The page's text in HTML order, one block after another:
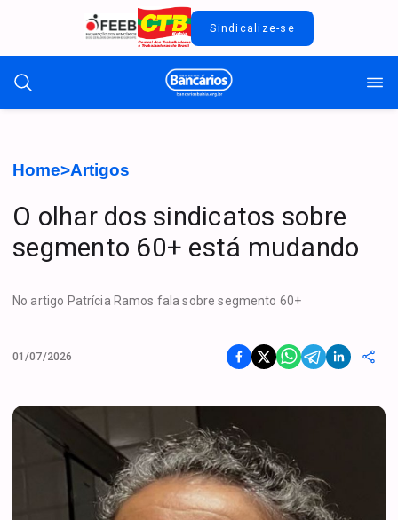
Sindicalize-se
Home>Artigos
O olhar dos sindicatos sobre
segmento 60+ está mudando
No artigo Patrícia Ramos fala sobre segmento 60+
01/07/2026